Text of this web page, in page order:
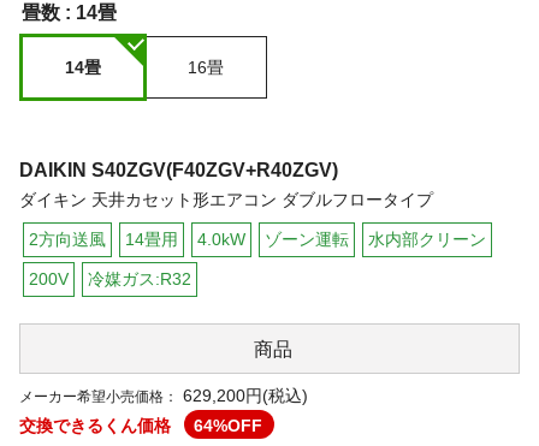
畳数 : 14畳
14畳 16畳
DAIKIN S40ZGV(F40ZGV+R40ZGV)
ダイキン 天井カセット形エアコン ダブルフロータイプ
2方向送風 14畳用 4.0kW ゾーン運転 水内部クリーン
200V 冷媒ガス:R32
商品
メーカー希望小売価格：
629,200円(税込)
交換できるくん価格
64%OFF